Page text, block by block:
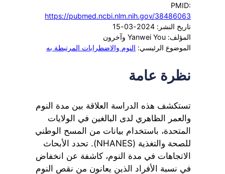
PMID:
https://pubmed.ncbi.nlm.nih.gov/38486063
تاريخ النشر: 2024-03-15
المؤلف: Yanwei You وآخرون
الموضوع الرئيسي: النوم والاضطرابات المرتبطة به
نظرة عامة
تستكشف هذه الدراسة العلاقة بين مدة النوم
والعمر الظاهري لدى البالغين في الولايات
المتحدة، باستخدام بيانات من المسح الوطني
للصحة والتغذية (NHANES). تحدد الأبحاث
الاتجاهات في مدة النوم، كاشفة عن انخفاض
في نسبة الأفراد الذين يعانون من نقص النوم